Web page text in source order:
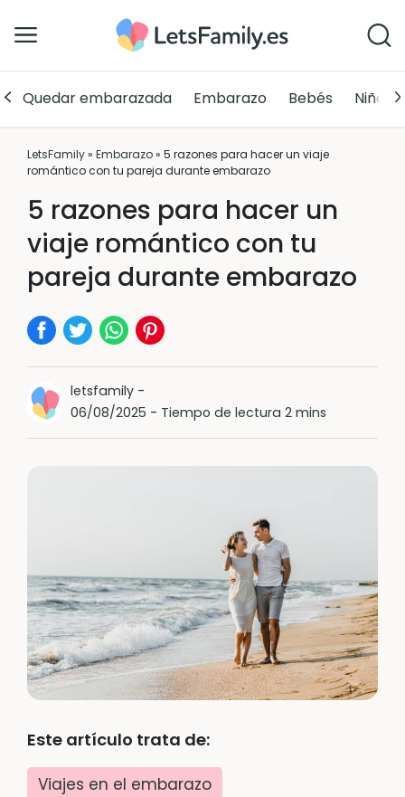
Quedar embarazada Embarazo Bebés Niños
LetsFamily» Embarazo» 5 razones para hacer un viaje
romántico con tu pareja durante embarazo
5 razones para hacer un
viaje romántico con tu
pareja durante embarazo
letsfamily-
06/08/2025 - Tiempo de lectura 2 mins
Este artículo trata de:
Viajes en el embarazo